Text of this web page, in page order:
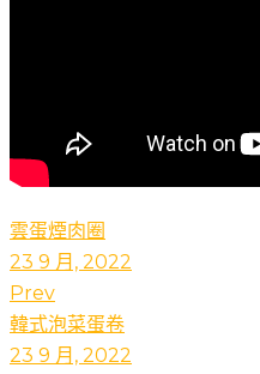
雲蛋煙肉圈
23 9 月, 2022
Prev
韓式泡菜蛋卷
23 9 月, 2022